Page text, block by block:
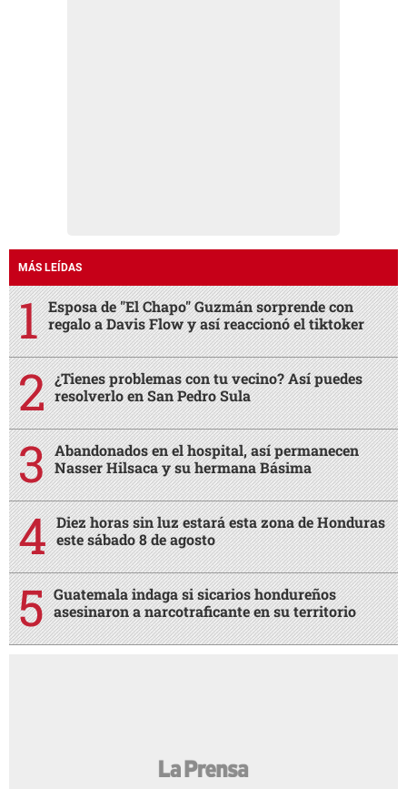
MÁS LEÍDAS
Esposa de "El Chapo" Guzmán sorprende con
regalo a Davis Flow y así reaccionó el tiktoker
¿Tienes problemas con tu vecino? Así puedes
resolverlo en San Pedro Sula
Abandonados en el hospital, así permanecen
Nasser Hilsaca y su hermana Básima
Diez horas sin luz estará esta zona de Honduras
este sábado 8 de agosto
Guatemala indaga si sicarios hondureños
asesinaron a narcotraficante en su territorio